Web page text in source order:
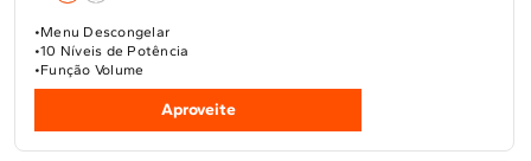
Menu Descongelar
10 Níveis de Potência
Função Volume
Aproveite